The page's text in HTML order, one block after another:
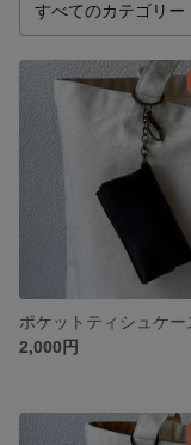
2,000円